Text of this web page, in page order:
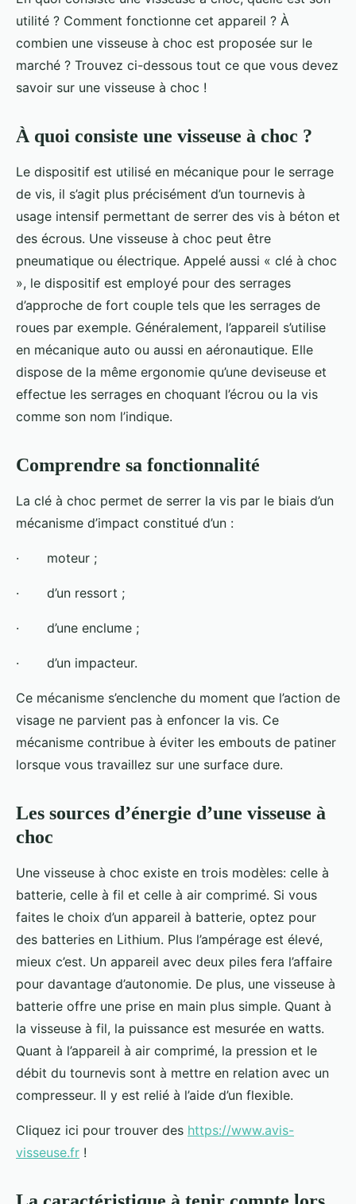
utilité ? Comment fonctionne cet appareil ? À
combien une visseuse à choc est proposée sur le
marché ? Trouvez ci-dessous tout ce que vous devez
savoir sur une visseuse à choc !
À quoi consiste une visseuse à choc ?
Le dispositif est utilisé en mécanique pour le serrage
de vis, il s’agit plus précisément d’un tournevis à
usage intensif permettant de serrer des vis à béton et
des écrous. Une visseuse à choc peut être
pneumatique ou électrique. Appelé aussi « clé à choc
», le dispositif est employé pour des serrages
d’approche de fort couple tels que les serrages de
roues par exemple. Généralement, l’appareil s’utilise
en mécanique auto ou aussi en aéronautique. Elle
dispose de la même ergonomie qu’une deviseuse et
effectue les serrages en choquant l’écrou ou la vis
comme son nom l’indique.
Comprendre sa fonctionnalité
La clé à choc permet de serrer la vis par le biais d’un
mécanisme d’impact constitué d’un :
· moteur ;
· d’un ressort ;
· d’une enclume ;
· d’un impacteur.
Ce mécanisme s’enclenche du moment que l’action de
visage ne parvient pas à enfoncer la vis. Ce
mécanisme contribue à éviter les embouts de patiner
lorsque vous travaillez sur une surface dure.
Les sources d’énergie d’une visseuse à
choc
Une visseuse à choc existe en trois modèles: celle à
batterie, celle à fil et celle à air comprimé. Si vous
faites le choix d’un appareil à batterie, optez pour
des batteries en Lithium. Plus l’ampérage est élevé,
mieux c’est. Un appareil avec deux piles fera l’affaire
pour davantage d’autonomie. De plus, une visseuse à
batterie offre une prise en main plus simple. Quant à
la visseuse à fil, la puissance est mesurée en watts.
Quant à l’appareil à air comprimé, la pression et le
débit du tournevis sont à mettre en relation avec un
compresseur. Il y est relié à l’aide d’un flexible.
Cliquez ici pour trouver des https://www.avis-
visseuse.fr !